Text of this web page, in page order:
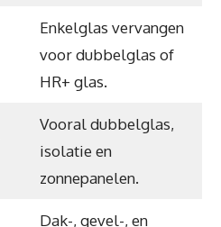
Enkelglas vervangen
voor dubbelglas of
HR+ glas.
Vooral dubbelglas,
isolatie en
zonnepanelen.
Dak-, gevel-, en